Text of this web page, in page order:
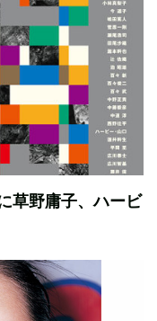
草野庸子、ハービ